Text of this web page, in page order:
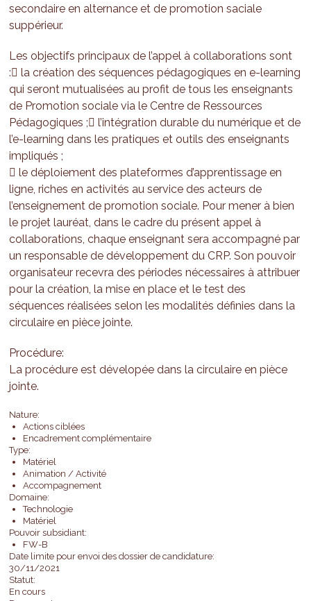
secondaire en alternance et de promotion saciale
suppérieur.
Les objectifs principaux de l’appel à collaborations sont
: la création des séquences pédagogiques en e-learning
qui seront mutualisées au profit de tous les enseignants
de Promotion sociale via le Centre de Ressources
Pédagogiques ; l’intégration durable du numérique et de
l’e-learning dans les pratiques et outils des enseignants
impliqués ;
 le déploiement des plateformes d’apprentissage en
ligne, riches en activités au service des acteurs de
l’enseignement de promotion sociale. Pour mener à bien
le projet lauréat, dans le cadre du présent appel à
collaborations, chaque enseignant sera accompagné par
un responsable de développement du CRP. Son pouvoir
organisateur recevra des périodes nécessaires à attribuer
pour la création, la mise en place et le test des
séquences réalisées selon les modalités définies dans la
circulaire en pièce jointe.
Procédure:
La procédure est dévelopée dans la circulaire en pièce
jointe.
Nature:
Actions ciblées
Encadrement complémentaire
Type:
Matériel
Animation / Activité
Accompagnement
Domaine:
Technologie
Matériel
Pouvoir subsidiant:
FW-B
Date limite pour envoi des dossier de candidature:
30/11/2021
Statut:
En cours